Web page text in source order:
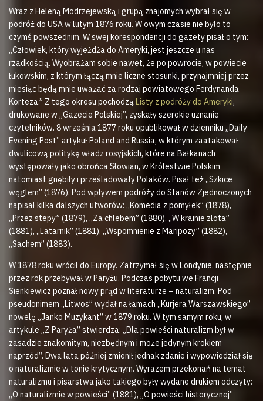
Wraz z Heleną Modrzejewską i grupą znajomych wybrał się w
podróż do USA w lutym 1876 roku. W owym czasie nie było to
czymś powszednim. W swej korespondencji do gazety pisał o tym:
„Człowiek, który wyjeżdża do Ameryki, jest jeszcze u nas
rzadkością. Wyobrażam sobie nawet, że po powrocie, w powiecie
łukowskim, z którym łączą mnie liczne stosunki, przynajmniej przez
miesiąc będą mnie uważać za rodzaj powiatowego Ferdynanda
Korteza.” Z tego okresu pochodząListy z podróży do Ameryki,
drukowane w „Gazecie Polskiej”, zyskały szerokie uznanie
czytelników. 8 września 1877 roku opublikował w dzienniku „Daily
Evening Post” artykuł Poland and Russia, w którym zaatakował
dwulicową politykę władz rosyjskich, które na Bałkanach
występowały jako obrońca Słowian, w Królestwie Polskim
natomiast gnębiły i prześladowały Polaków. Pisał też „Szkice
węglem” (1876). Pod wpływem podróży do Stanów Zjednoczonych
napisał kilka dalszych utworów: „Komedia z pomyłek” (1878),
„Przez stepy” (1879), „Za chlebem” (1880), „W krainie złota”
(1881), „Latarnik” (1881), „Wspomnienie z Maripozy” (1882),
„Sachem” (1883).
W 1878 roku wrócił do Europy. Zatrzymał się w Londynie, następnie
przez rok przebywał w Paryżu. Podczas pobytu we Francji
Sienkiewicz poznał nowy prąd w literaturze – naturalizm. Pod
pseudonimem „Litwos” wydał na łamach „Kurjera Warszawskiego”
nowelę „Janko Muzykant” w 1879 roku. W tym samym roku, w
artykule „Z Paryża” stwierdza: „Dla powieści naturalizm był w
zasadzie znakomitym, niezbędnym i może jedynym krokiem
naprzód”. Dwa lata później zmienił jednak zdanie i wypowiedział się
o naturalizmie w tonie krytycznym. Wyrazem przekonań na temat
naturalizmu i pisarstwa jako takiego były wydane drukiem odczyty:
„O naturalizmie w powieści” (1881), „O powieści historycznej”